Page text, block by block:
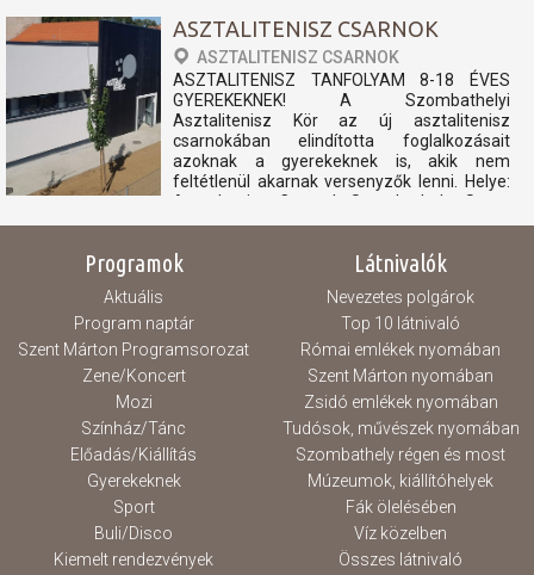
Zárva vasárnap Zárva hétfő...
ASZTALITENISZ CSARNOK
ASZTALITENISZ CSARNOK
ASZTALITENISZ TANFOLYAM 8-18 ÉVES
GYEREKEKNEK! A Szombathelyi
Asztalitenisz Kör az új asztalitenisz
csarnokában elindította foglalkozásait
azoknak a gyerekeknek is, akik nem
feltétlenül akarnak versenyzők lenni. Helye:
Asztaltenisz Csarnok Szombathely, Szent
László király utca 6. Ideje: Hétfő és
Programok
Aktuális
Program naptár
Szent Márton Programsorozat
Zene/Koncert
Mozi
Színház/Tánc
Előadás/Kiállítás
Gyerekeknek
Sport
Buli/Disco
Kiemelt rendezvények
Látnivalók
Nevezetes polgárok
Top 10 látnivaló
Római emlékek nyomában
Szent Márton nyomában
Zsidó emlékek nyomában
Tudósok, művészek nyomában
Szombathely régen és most
Múzeumok, kiállítóhelyek
Fák ölelésében
Víz közelben
Összes látnivaló